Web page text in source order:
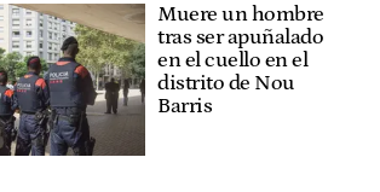
Muere un hombre
tras ser apuñalado
en el cuello en el
distrito de Nou
Barris